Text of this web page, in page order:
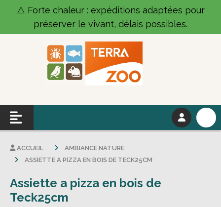
⚠️ Forte chaleur : expéditions adaptées pour
préserver le vivant, délais possibles.
ACCUEIL
AMBIANCE NATURE
ASSIETTE A PIZZA EN BOIS DE TECK25CM
Assiette a pizza en bois de
Teck25cm